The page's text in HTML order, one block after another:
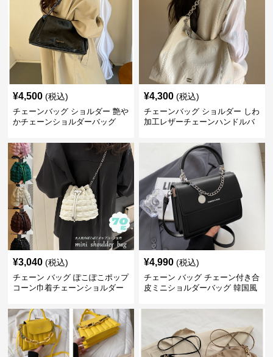
¥4,500 (税込)
チェーンバッグ ショルダー 艶や
かチェーンショルダーバッグ
¥4,300 (税込)
チェーンバッグ ショルダー しわ
加工レザーチェーンハンドルバ
¥3,040 (税込)
チェーン バッグ ぽこぽこポップ
コーン巾着チェーンショルダー
¥4,990 (税込)
チェーン バッグ チェーン付き合
皮ミニショルダーバッグ 韓国風